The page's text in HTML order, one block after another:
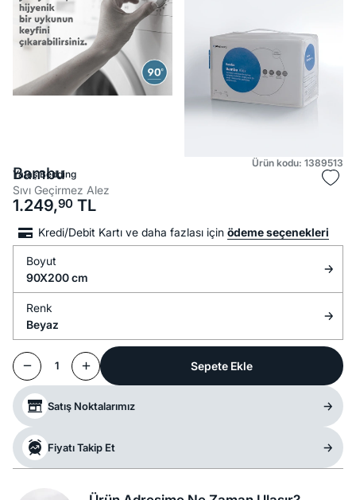
Ürün kodu: 1389513
Yataş Bedding
Bambu
Sıvı Geçirmez Alez
1.249,90 TL
Kredi/Debit Kartı ve daha fazlası için ödeme seçenekleri
Boyut
90X200 cm
Renk
Beyaz
1 Sepete Ekle
Satış Noktalarımız
Fiyatı Takip Et